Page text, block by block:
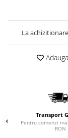
La
Transport
Pentru comenzi
RON